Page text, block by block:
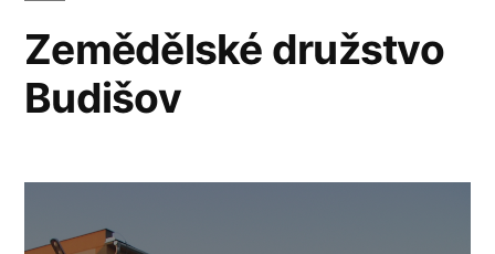
webuZemědělské družstvo
Budišov